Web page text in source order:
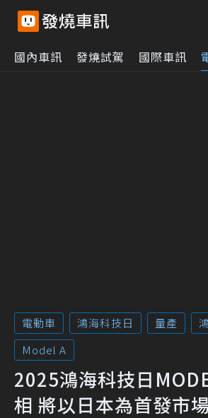
國內車訊 發燒試駕 國際車訊
電動車 鴻海科技日 量產
Model A
2025鴻海科技日
相 將以日本為首發市場